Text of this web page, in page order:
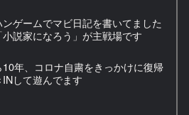
ゲームでマビ日記を書いてました
説家になろう」が主戦場です
10年、コロナ自粛をきっかけに復帰
INして遊んでます